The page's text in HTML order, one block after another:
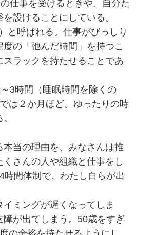
仕事を受けるときや、自分た
設けることにしている。
と呼ばれる。仕事がびっしり
の「弛んだ時間」を持つこ
ラックを持たせることであ
3時間（睡眠時間を除くの
は２か月ほど。ゆったりの時
当の理由を、みなさんは推
さんの人や組織と仕事をし
間体制で、わたし自らが出
ミングが遅くなってしま
が出てしまう。50歳をすぎ